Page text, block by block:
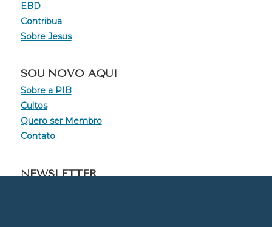
EBD
Contribua
Sobre Jesus
SOU NOVO AQUI
Sobre a PIB
Cultos
Quero ser Membro
Contato
NEWSLETTER